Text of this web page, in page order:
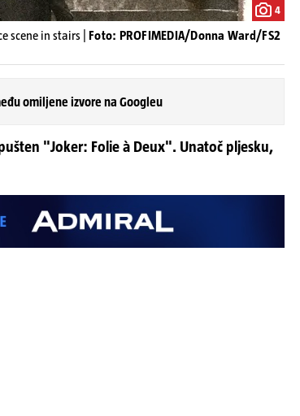
4
scene in stairs | Foto: PROFIMEDIA/Donna Ward/FS2
omiljene izvore na Googleu
"Joker: Folie à Deux". Unatoč pljesku,